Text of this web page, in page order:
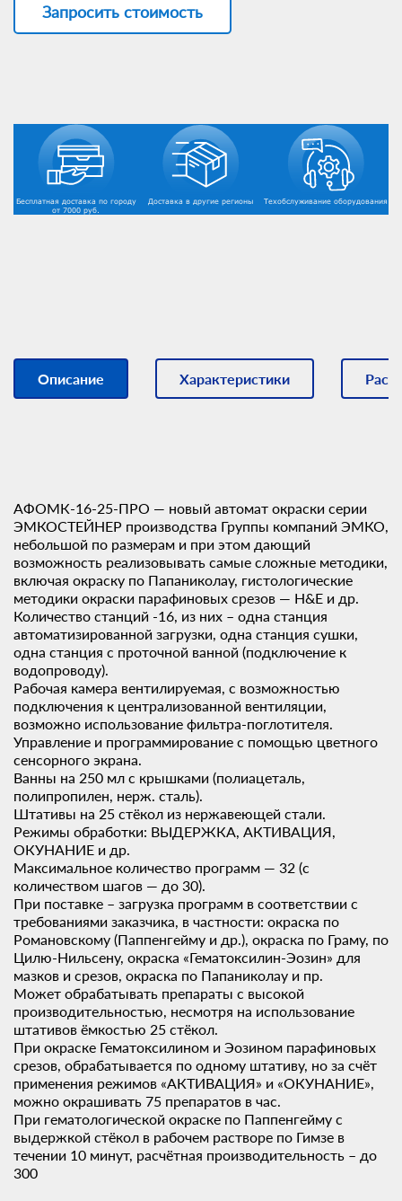
Запросить стоимость
Бесплатная доставка по городу
от 7000 руб.
Доставка в другие регионы Техобслуживание оборудования
Описание Характеристики
АФОМК-16-25-ПРО — новый автомат окраски серии
ЭМКОСТЕЙНЕР производства Группы компаний ЭМКО,
небольшой по размерам и при этом дающий
возможность реализовывать самые сложные методики,
включая окраску по Папаниколау, гистологические
методики окраски парафиновых срезов — H&E и др.
Количество станций -16, из них – одна станция
автоматизированной загрузки, одна станция сушки,
одна станция с проточной ванной (подключение к
водопроводу).
Рабочая камера вентилируемая, с возможностью
подключения к централизованной вентиляции,
возможно использование фильтра-поглотителя.
Управление и программирование с помощью цветного
сенсорного экрана.
Ванны на 250 мл с крышками (полиацеталь,
полипропилен, нерж. сталь).
Штативы на 25 стёкол из нержавеющей стали.
Режимы обработки: ВЫДЕРЖКА, АКТИВАЦИЯ,
ОКУНАНИЕ и др.
Максимальное количество программ — 32 (с
количеством шагов — до 30).
При поставке – загрузка программ в соответствии с
требованиями заказчика, в частности: окраска по
Романовскому (Паппенгейму и др.), окраска по Граму, по
Цилю-Нильсену, окраска «Гематоксилин-Эозин» для
мазков и срезов, окраска по Папаниколау и пр.
Может обрабатывать препараты с высокой
производительностью, несмотря на использование
штативов ёмкостью 25 стёкол.
При окраске Гематоксилином и Эозином парафиновых
срезов, обрабатывается по одному штативу, но за счёт
применения режимов «АКТИВАЦИЯ» и «ОКУНАНИЕ»,
можно окрашивать 75 препаратов в чаc.
При гематологической окраске по Паппенгейму с
выдержкой стёкол в рабочем растворе по Гимзе в
течении 10 минут, расчётная производительность – до
300